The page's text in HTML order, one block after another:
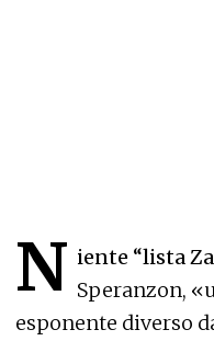
N iente “lista
Speranzon,
esponente diverso